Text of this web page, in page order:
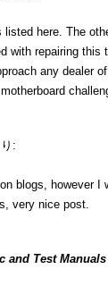
here. The
with repairing
any dealer
:
blogs, however
very nice post.
and Test Manuals